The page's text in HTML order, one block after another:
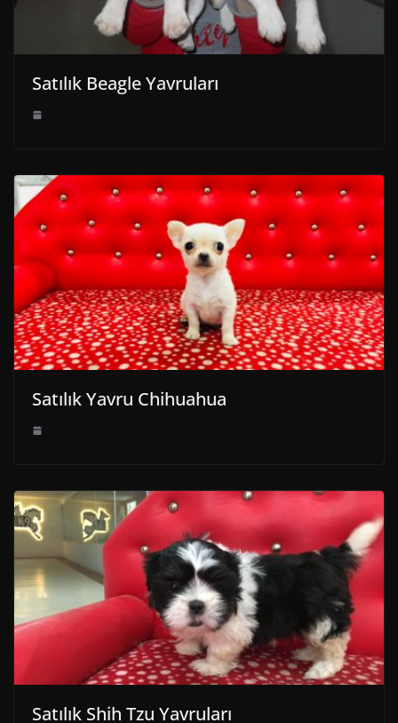
Satılık Beagle Yavruları
Satılık Yavru Chihuahua
Satılık Shih Tzu Yavruları